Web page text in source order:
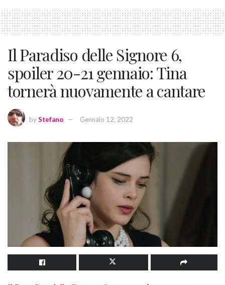
Il Paradiso delle Signore 6,
spoiler 20-21 gennaio: Tina
tornerà nuovamente a cantare
byStefano Gennaio 12, 2022